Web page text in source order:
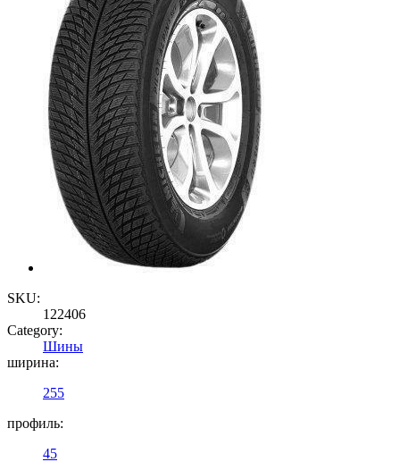
SKU:
122406
Category:
Шины
ширина:
255
профиль:
45